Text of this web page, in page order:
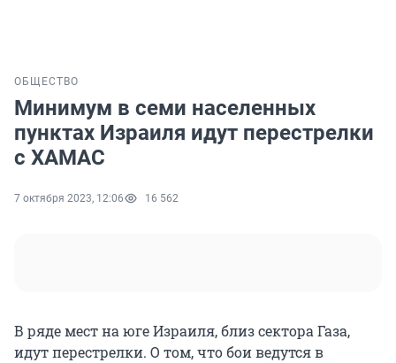
ОБЩЕСТВО
Минимум в семи населенных
пунктах Израиля идут перестрелки
с ХАМАС
7 октября 2023, 12:06 16 562
В ряде мест на юге Израиля, близ сектора Газа,
идут перестрелки. О том, что бои ведутся в